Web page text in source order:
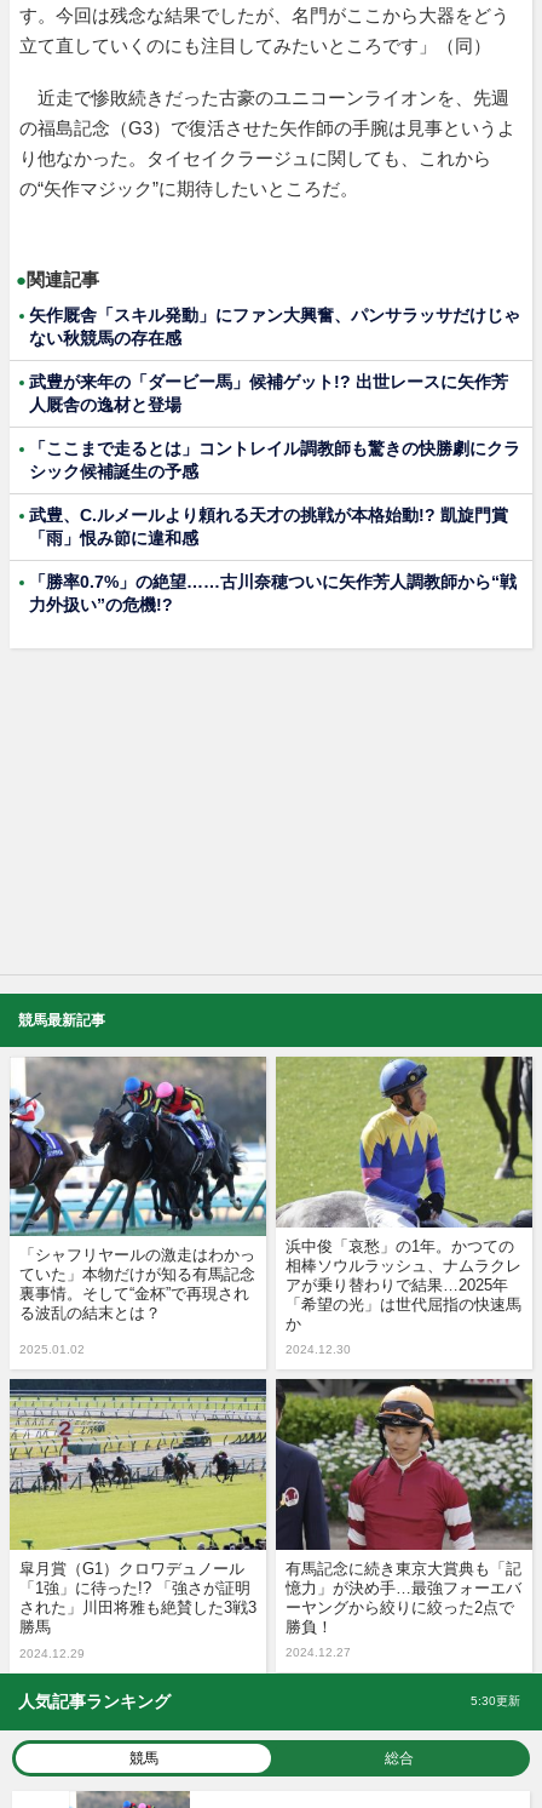
す。今回は残念な結果でしたが、名門がここから大器をどう
立て直していくのにも注目してみたいところです」（同）
近走で惨敗続きだった古豪のユニコーンライオンを、先週
の福島記念（G3）で復活させた矢作師の手腕は見事というよ
り他なかった。タイセイクラージュに関しても、これから
の“矢作マジック”に期待したいところだ。
●関連記事
矢作厩舎「スキル発動」にファン大興奮、パンサラッサだけじゃ
ない秋競馬の存在感
武豊が来年の「ダービー馬」候補ゲット!? 出世レースに矢作芳
人厩舎の逸材と登場
「ここまで走るとは」コントレイル調教師も驚きの快勝劇にクラ
シック候補誕生の予感
武豊、C.ルメールより頼れる天才の挑戦が本格始動!? 凱旋門賞
「雨」恨み節に違和感
「勝率0.7%」の絶望……古川奈穂ついに矢作芳人調教師から“戦
力外扱い”の危機!?
競馬最新記事
「シャフリヤールの激走はわかっ
ていた」本物だけが知る有馬記念
裏事情。そして“金杯”で再現され
る波乱の結末とは？
2025.01.02
浜中俊「哀愁」の1年。かつての
相棒ソウルラッシュ、ナムラクレ
アが乗り替わりで結果…2025年
「希望の光」は世代屈指の快速馬
か
2024.12.30
皐月賞（G1）クロワデュノール
「1強」に待った!? 「強さが証明
された」川田将雅も絶賛した3戦3
勝馬
2024.12.29
有馬記念に続き東京大賞典も「記
憶力」が決め手…最強フォーエバ
ーヤングから絞りに絞った2点で
勝負！
2024.12.27
人気記事ランキング 5:30更新
競馬 総合